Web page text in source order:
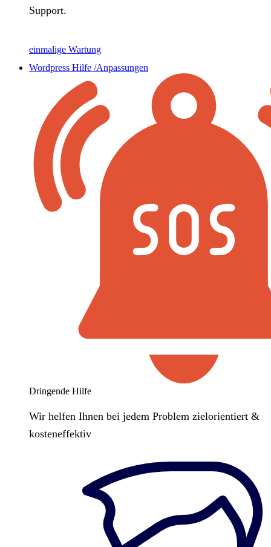
Support.
einmalige Wartung
Wordpress Hilfe /Anpassungen
Dringende Hilfe
Wir helfen Ihnen bei jedem Problem zielorientiert &
kosteneffektiv